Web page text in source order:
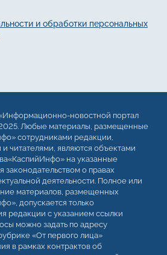
и обработки персональных
новостной портал
Любые материалы, размещенные
сотрудниками редакции,
читателями, являются объектами
на указанные
законодательством о правах
деятельности. Полное или
материалов, размещенных
допускается только
редакции с указанием ссылки
можно задать по адресу
«От первого лица»
в рамках контрактов об